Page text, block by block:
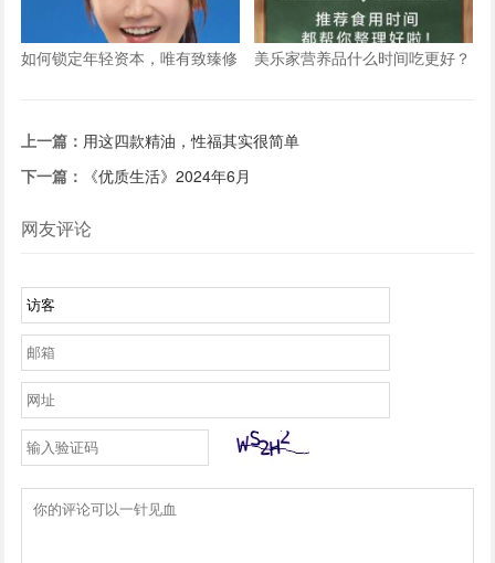
如何锁定年轻资本，唯有致臻修
美乐家营养品什么时间吃更好？
上一篇： 用这四款精油，性福其实很简单
下一篇：
《优质生活》2024年6月
网友评论